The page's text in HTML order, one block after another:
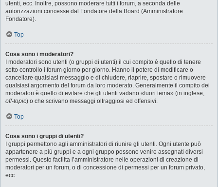
utenti, ecc. Inoltre, possono moderare tutti i forum, a seconda delle
autorizzazioni concesse dal Fondatore della Board (Amministratore
Fondatore).
Top
Cosa sono i moderatori?
I moderatori sono utenti (o gruppi di utenti) il cui compito è quello di tenere
sotto controllo i forum giorno per giorno. Hanno il potere di modificare o
cancellare qualsiasi messaggio e di chiudere, riaprire, spostare o rimuovere
qualsiasi argomento del forum da loro moderato. Generalmente il compito dei
moderatori è quello di evitare che gli utenti vadano «fuori tema» (in inglese,
off-topic) o che scrivano messaggi oltraggiosi ed offensivi.
Top
Cosa sono i gruppi di utenti?
I gruppi permettono agli amministratori di riunire gli utenti. Ogni utente può
appartenere a più gruppi e a ogni gruppo possono venire assegnati diversi
permessi. Questo facilita l’amministratore nelle operazioni di creazione di
moderatori per un forum, o di concessione di permessi per un forum privato,
ecc.